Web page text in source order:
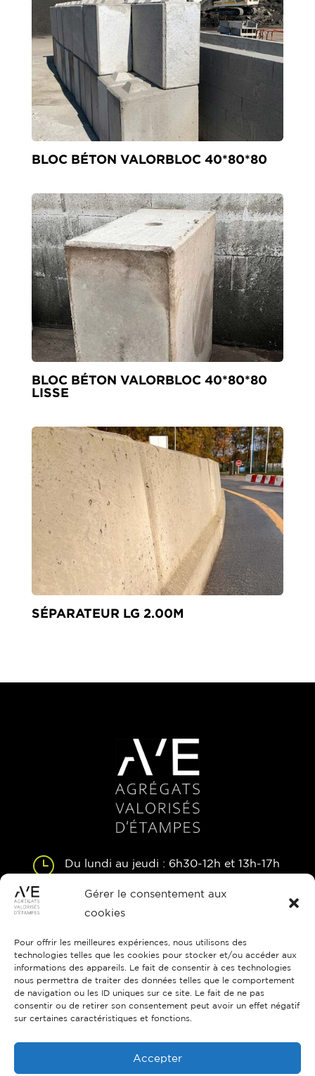
Gérer le consentement aux
cookies
Pour offrir les meilleures expériences, nous utilisons des
technologies telles que les cookies pour stocker et/ou accéder aux
informations des appareils. Le fait de consentir à ces technologies
nous permettra de traiter des données telles que le comportement
de navigation ou les ID uniques sur ce site. Le fait de ne pas
consentir ou de retirer son consentement peut avoir un effet négatif
sur certaines caractéristiques et fonctions.
Accepter
BLOC BÉTON VALORBLOC 40*80*80
BLOC BÉTON VALORBLOC 40*80*80
LISSE
SÉPARATEUR LG 2.00M
}
Du lundi au jeudi : 6h30-12h et 13h-17h
Etampes 91150
 01 69 92 15 50
 ave@colas.com